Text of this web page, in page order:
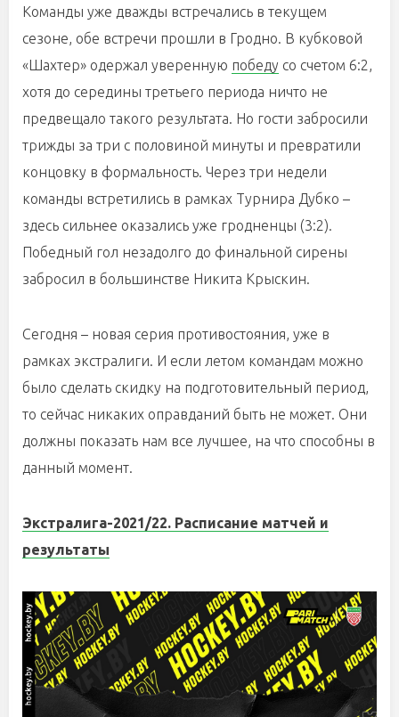
Команды уже дважды встречались в текущем
сезоне, обе встречи прошли в Гродно. В кубковой
«Шахтер» одержал уверенную победу со счетом 6:2,
хотя до середины третьего периода ничто не
предвещало такого результата. Но гости забросили
трижды за три с половиной минуты и превратили
концовку в формальность. Через три недели
команды встретились в рамках Турнира Дубко –
здесь сильнее оказались уже гродненцы (3:2).
Победный гол незадолго до финальной сирены
забросил в большинстве Никита Крыскин.
Сегодня – новая серия противостояния, уже в
рамках экстралиги. И если летом командам можно
было сделать скидку на подготовительный период,
то сейчас никаких оправданий быть не может. Они
должны показать нам все лучшее, на что способны в
данный момент.
Экстралига-2021/22. Расписание матчей и
результаты